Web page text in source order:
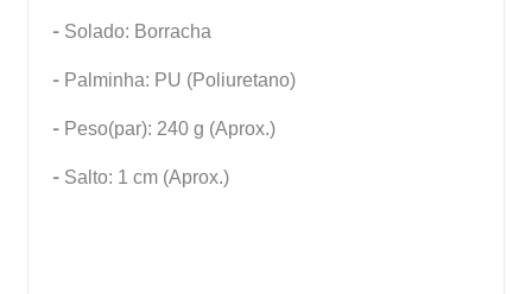
- Solado: Borracha
- Palminha: PU (Poliuretano)
- Peso(par): 240 g (Aprox.)
- Salto: 1 cm (Aprox.)